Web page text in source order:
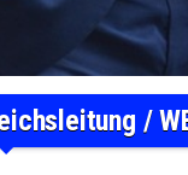
/